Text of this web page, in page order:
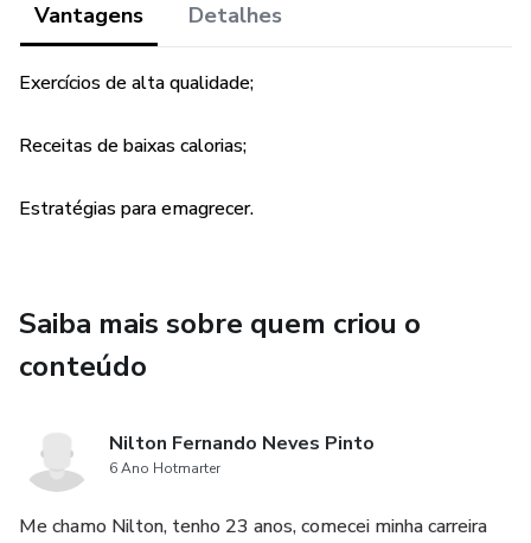
Vantagens Detalhes
Exercícios de alta qualidade;
Receitas de baixas calorias;
Estratégias para emagrecer.
Saiba mais sobre quem criou o
conteúdo
Nilton Fernando Neves Pinto
6 Ano Hotmarter
Me chamo Nilton, tenho 23 anos, comecei minha carreira